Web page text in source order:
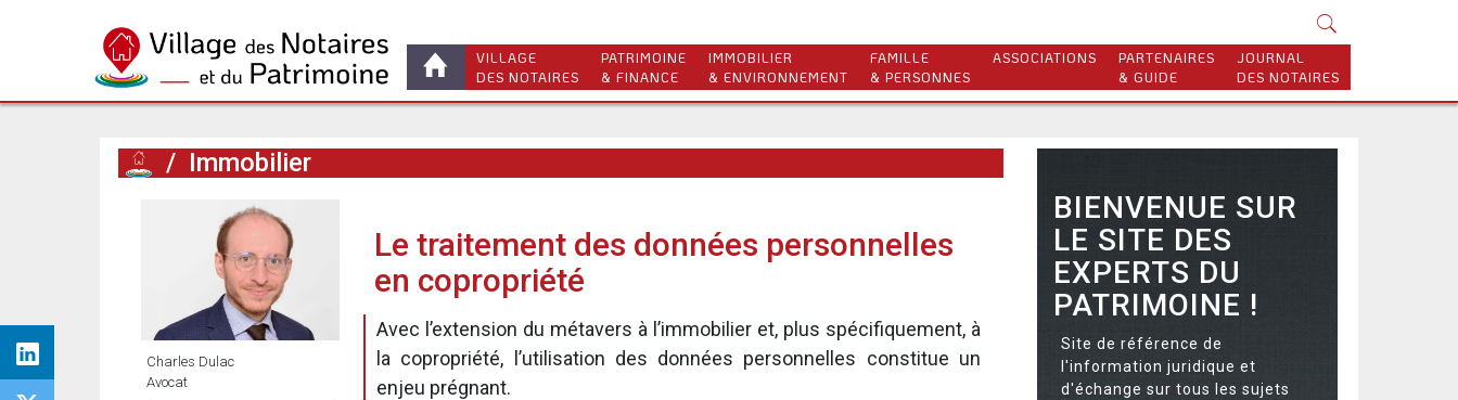
VILLAGE
DES NOTAIRES
PATRIMOINE
& FINANCE
IMMOBILIER
& ENVIRONNEMENT
FAMILLE
& PERSONNES
ASSOCIATIONS
PARTENAIRES
& GUIDE
JOURNAL
DES NOTAIRES
/ Immobilier
Charles Dulac
Avocat
Le traitement des données personnelles
en copropriété
Avec l’extension du métavers à l’immobilier et, plus spécifiquement, à
la copropriété, l’utilisation des données personnelles constitue un
enjeu prégnant.
BIENVENUE SUR
LE SITE DES
EXPERTS DU
PATRIMOINE !
Site de référence de
l'information juridique et
d'échange sur tous les sujets